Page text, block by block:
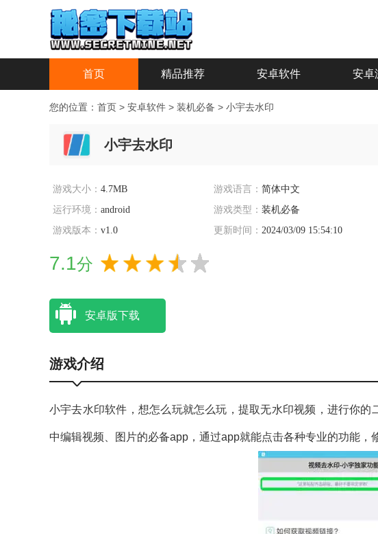
首页 精品推荐 安卓软件 安卓
您的位置： 首页 > 安卓软件 > 装机必备 > 小宇去水印
小宇去水印
游戏大小： 4.7MB 游戏语言： 简体中文
运行环境： android 游戏类型： 装机必备
游戏版本： v1.0 更新时间： 2024/03/09 15:54:10
7.1分
安卓版下载
游戏介绍
小宇去水印软件，想怎么玩就怎么玩，提取无水印视频，进行你
中编辑视频、图片的必备app，通过app就能点击各种专业的功能，